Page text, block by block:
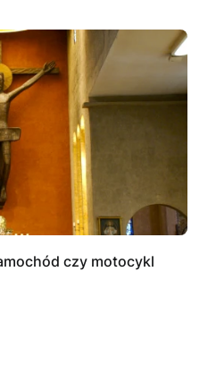
czy motocykl